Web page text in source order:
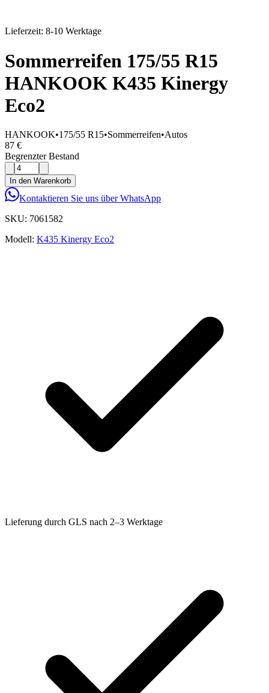
Lieferzeit: 8-10 Werktage
Sommerreifen 175/55 R15
HANKOOK K435 Kinergy
Eco2
HANKOOK•175/55 R15•Sommerreifen•Autos
87 €
Begrenzter Bestand
In den Warenkorb
Kontaktieren Sie uns über WhatsApp
SKU: 7061582
Modell: K435 Kinergy Eco2
Lieferung durch GLS nach 2–3 Werktage